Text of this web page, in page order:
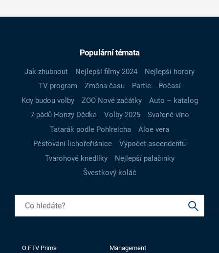
Populární témata
Jak zhubnout Nejlepší filmy 2024
Nejlepší horory
TV program
Změna času Partie
Počasí
Kdy budou volby
ZOO Nové začátky
Auto – katalog
7 pádů Honzy Dědka
Volby 2025
Svařené víno
Tatarák podle Pohlreicha
Aloe vera
Pěstování lichořeřišnice
Výpočet ascendentu
Tvarohové knedlíky
Nejlepší palačinky
Švestkový koláč
O FTV Prima Management